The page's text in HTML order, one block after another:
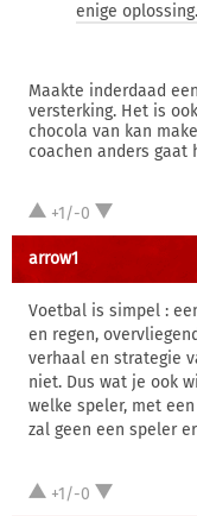
enige
Maakte inderdaad
versterking. Het is
chocola van kan
coachen anders gaat
+1/-0
arrow1
Voetbal is simpel :
en regen,
verhaal en strategie
niet. Dus wat je ook
welke speler, met
zal geen een speler
+1/-0